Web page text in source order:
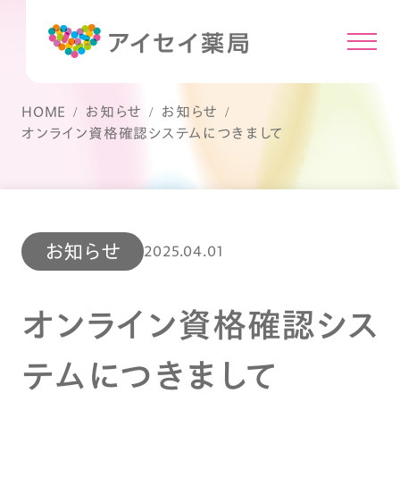
HOME お知らせ
お知らせ
オンライン資格確認システムにつきまして
お知らせ 2025.04.01
オンライン資格確認シス
テムにつきまして